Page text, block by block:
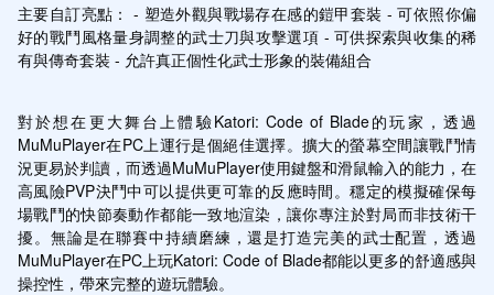
主要自訂亮點： - 塑造外觀與戰場存在感的鎧甲套裝 - 可依照你偏
好的戰鬥風格量身調整的武士刀與攻擊選項 - 可供探索與收集的稀
有與傳奇套裝 - 允許真正個性化武士形象的裝備組合
對於想在更大舞台上體驗Katori: Code of Blade的玩家，透過
MuMuPlayer在PC上運行是個絕佳選擇。擴大的螢幕空間讓戰鬥情
況更易於判讀，而透過MuMuPlayer使用鍵盤和滑鼠輸入的能力，在
高風險PVP決鬥中可以提供更可靠的反應時間。穩定的模擬確保每
場戰鬥的快節奏動作都能一致地渲染，讓你專注於對局而非技術干
擾。無論是在聯賽中持續磨練，還是打造完美的武士配置，透過
MuMuPlayer在PC上玩Katori: Code of Blade都能以更多的舒適感與
操控性，帶來完整的遊玩體驗。